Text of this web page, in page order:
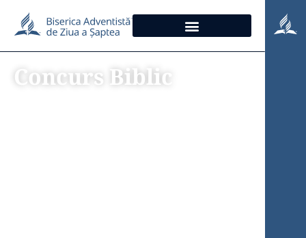
Concurs Biblic